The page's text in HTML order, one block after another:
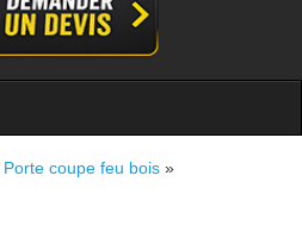
Porte coupe feu bois »